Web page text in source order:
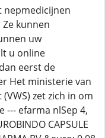
nepmedicijnen
kunnen
uw
u online
eerst de
Het ministerie van
zet zich in om
--- efarma nlSep 4,
CAPSULE